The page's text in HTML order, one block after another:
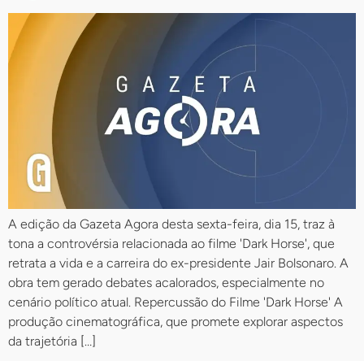
A edição da Gazeta Agora desta sexta-feira, dia 15, traz à
tona a controvérsia relacionada ao filme 'Dark Horse', que
retrata a vida e a carreira do ex-presidente Jair Bolsonaro. A
obra tem gerado debates acalorados, especialmente no
cenário político atual. Repercussão do Filme 'Dark Horse' A
produção cinematográfica, que promete explorar aspectos
da trajetória […]